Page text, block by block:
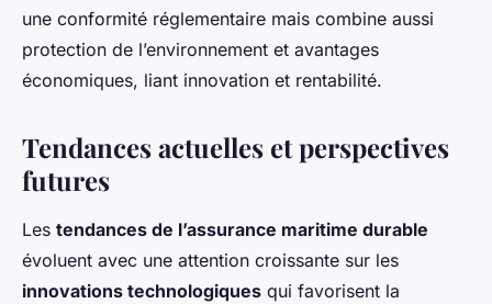
une conformité réglementaire mais combine aussi
protection de l’environnement et avantages
économiques, liant innovation et rentabilité.
Tendances actuelles et perspectives
futures
Les tendances de l’assurance maritime durable
évoluent avec une attention croissante sur les
innovations technologiques qui favorisent la